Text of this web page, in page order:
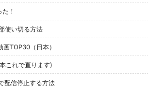
！
使い切る方法
TOP30（日本）
これで直ります)
配信停止する方法